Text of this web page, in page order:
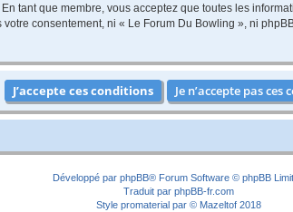
tant que membre, vous acceptez que toutes les
consentement, ni « Le Forum Du Bowling », ni
Développé par phpBB® Forum Software © phpBB
Traduit par phpBB-fr.com
Style promaterial par © Mazeltof 2018